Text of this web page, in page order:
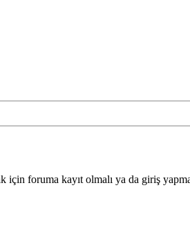
foruma kayıt olmalı ya da giriş